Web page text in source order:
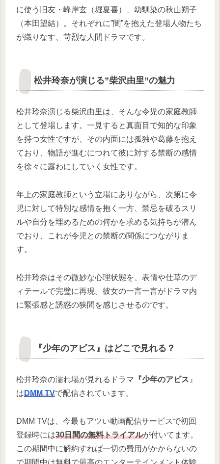
に使う旧友・峰岸玄（堀夏喜）、幼馴染の秋山朔子
（本田望結）。それぞれに”闇”を抱えた登場人物たち
が織りなす、苛烈な人間ドラマです。
松井玲奈が演じる”柴沢由里”の魅力
松井玲奈演じる柴沢由里は、そんな令児の家庭教師
として登場します。一見すると真面目で知的な印象
を持つ女性ですが、その内面には孤独や葛藤を抱え
ており、物語が進むにつれて彼に対する禁断の感情
を徐々に露わにしていく女性です。
年上の家庭教師という立場にありながら、次第に令
児に対して特別な感情を抱く一方、禁忌を破るスリ
ルや自分を埋めるための何かを求める気持ちが潜ん
でおり、これが令児との禁断の関係につながりま
す。
松井玲奈はその微妙な心理状態を、表情や仕草のデ
ィテールで完璧に再現。彼女の一言一言がドラマ内
に緊張感と誘惑の狭間を感じさせるのです。
『少年のアビス』はどこで見れる？
松井玲奈の濡れ場が見れるドラマ 『少年のアビス 』
はDMM TVで配信されています。
DMM TVは、今最もアツい動画配信サービスで初回
登録時には30日間の無料トライアルが付いてます。
この期間中に解約すれば一切の費用がかからないの
で期間中は無料で最高のエンターテインメント体験